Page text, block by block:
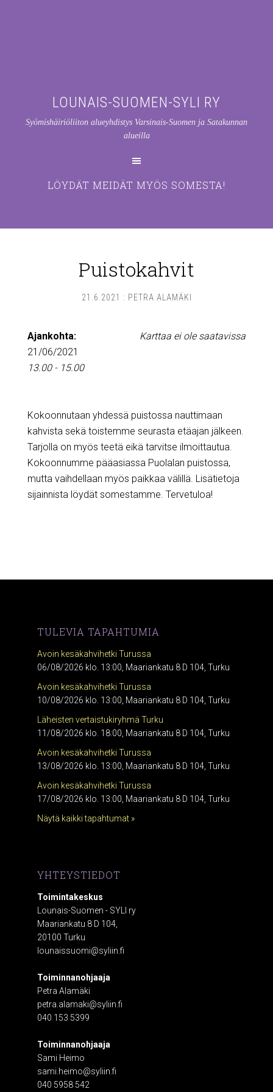
LOUNAIS-SUOMEN-SYLI RY
Syömishäiriöliiton alueyhdistys Varsinais-Suomen ja Satakunnan
alueilla
LÖYDÄT MEIDÄT MYÖS SOMESTA!
Puistokahvit
21.6.2021 : PETRA ALAMÄKI
Karttaa ei ole saatavissa
Ajankohta:
21/06/2021
13.00 - 15.00
Kokoonnutaan yhdessä puistossa nauttimaan
kahvista sekä toistemme seurasta etäajan jälkeen.
Tarjolla on myös teetä eikä tarvitse ilmoittautua.
Kokoonnumme pääasiassa Puolalan puistossa,
mutta vaihdellaan myös paikkaa välillä. Lisätietoja
sijainnista löydät somestamme. Tervetuloa!
TULEVIA TAPAHTUMIA
Avoin kesäkahvihetki Turussa
06/08/2026 klo. 13:00, Maariankatu 8 D 104, Turku
Avoin kesäkahvihetki Turussa
10/08/2026 klo. 13:00, Maariankatu 8 D 104, Turku
Läheisten vertaistukiryhmä Turku
11/08/2026 klo. 18:00, Maariankatu 8 D 104, Turku
Avoin kesäkahvihetki Turussa
13/08/2026 klo. 13:00, Maariankatu 8 D 104, Turku
Avoin kesäkahvihetki Turussa
17/08/2026 klo. 13:00, Maariankatu 8 D 104, Turku
Näytä kaikki tapahtumat »
YHTEYSTIEDOT
Toimintakeskus
Lounais-Suomen - SYLI ry
Maariankatu 8 D 104,
20100 Turku
lounaissuomi@syliin.fi
Toiminnanohjaaja
Petra Alamäki
petra.alamaki@syliin.fi
040 153 5399
Toiminnanohjaaja
Sami Heimo
sami.heimo@syliin.fi
040 5958 542